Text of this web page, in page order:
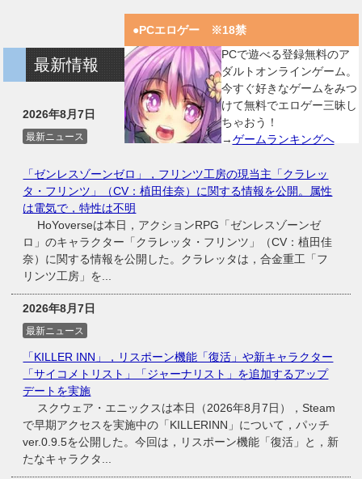
●PCエロゲー ※18禁
PCで遊べる登録無料のア
ダルトオンラインゲーム。
今すぐ好きなゲームをみつ
けて無料でエロゲー三昧し
ちゃおう！
→ゲームランキングへ
最新情報
2026年8月7日
最新ニュース
「ゼンレスゾーンゼロ」，フリンツ工房の現当主「クラレッ
タ・フリンツ」（CV：植田佳奈）に関する情報を公開。属性
は電気で，特性は不明
HoYoverseは本日，アクションRPG「ゼンレスゾーンゼ
ロ」のキャラクター「クラレッタ・フリンツ」（CV：植田佳
奈）に関する情報を公開した。クラレッタは，合金重工「フ
リンツ工房」を...
2026年8月7日
最新ニュース
「KILLER INN」，リスポーン機能「復活」や新キャラクター
「サイコメトリスト」「ジャーナリスト」を追加するアップ
デートを実施
スクウェア・エニックスは本日（2026年8月7日），Steam
で早期アクセスを実施中の「KILLERINN」について，パッチ
ver.0.9.5を公開した。今回は，リスポーン機能「復活」と，新
たなキャラクタ...